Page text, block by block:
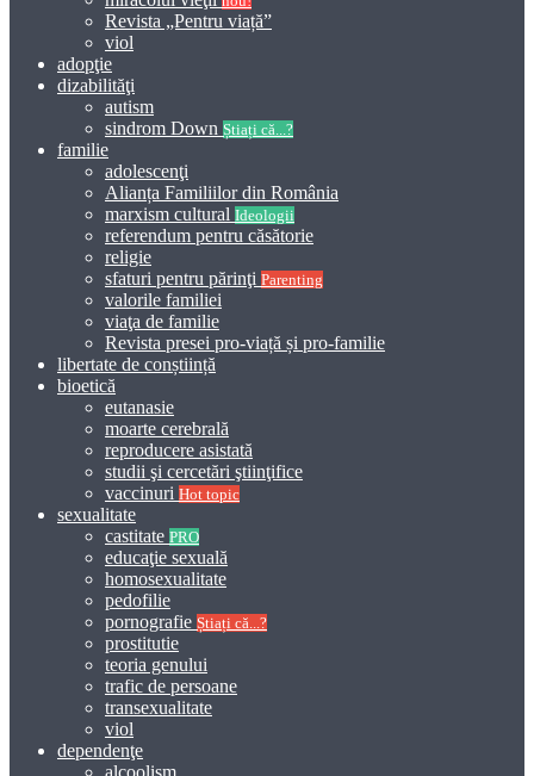
Revista „Pentru viață”
viol
adopţie
dizabilităţi
autism
sindrom Down Știați că...?
familie
adolescenţi
Alianța Familiilor din România
marxism cultural Ideologii
referendum pentru căsătorie
religie
sfaturi pentru părinţi Parenting
valorile familiei
viaţa de familie
Revista presei pro-viață și pro-familie
libertate de conștiință
bioetică
eutanasie
moarte cerebrală
reproducere asistată
studii şi cercetări ştiinţifice
vaccinuri Hot topic
sexualitate
castitate PRO
educaţie sexuală
homosexualitate
pedofilie
pornografie Știați că...?
prostitutie
teoria genului
trafic de persoane
transexualitate
viol
dependenţe
alcoolism